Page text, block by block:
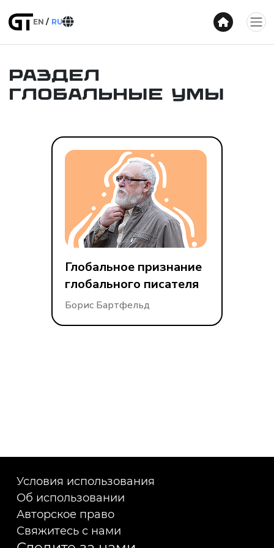
EN RU
Раздел
Глобальные умы
Глобальное признание
глобального писателя
Борис Бартфельд
Условия использования
Об использовании
Авторское право
Свяжитесь с нами